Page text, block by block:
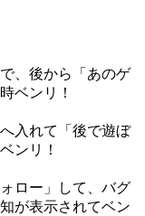
、後から「あのゲ
ベンリ！
入れて「後で遊ぼ
ンリ！
ロー」して、バグ
が表示されてベン